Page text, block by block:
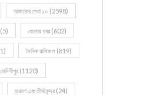
আজকের সেরা ১০ (2598)
(5) জেলার খবর (602)
দৈনিক রাশিফল (819)
(1120)
ভ্রমণ এবং তীর্থকেন্দ্র (24)